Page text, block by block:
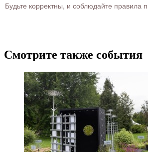
Будьте корректны, и соблюдайте правила
Смотрите также события